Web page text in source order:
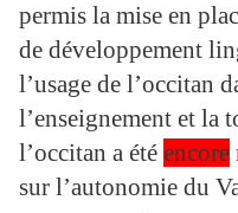
permis la mise en
de développement
l’usage de l’occitan
l’enseignement et la
l’occitan a été encore
sur l’autonomie du